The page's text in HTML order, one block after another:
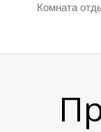
Комната